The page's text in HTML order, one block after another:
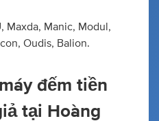
Maxda, Manic, Modul,
Oudis, Balion.
đếm tiền
tại Hoàng